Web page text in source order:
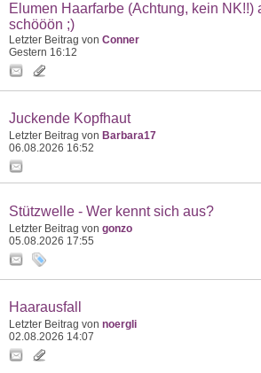
Elumen Haarfarbe (Achtung, kein NK!!)
schööön ;)
Letzter Beitrag von Conner
Gestern 16:12
Juckende Kopfhaut
Letzter Beitrag von Barbara17
06.08.2026 16:52
Stützwelle - Wer kennt sich aus?
Letzter Beitrag von gonzo
05.08.2026 17:55
Haarausfall
Letzter Beitrag von noergli
02.08.2026 14:07